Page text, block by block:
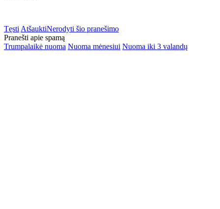
Tęsti AtšauktiNerodyti šio pranešimo
Pranešti apie spamą
Trumpalaikė nuoma Nuoma mėnesiui Nuoma iki 3 valandų